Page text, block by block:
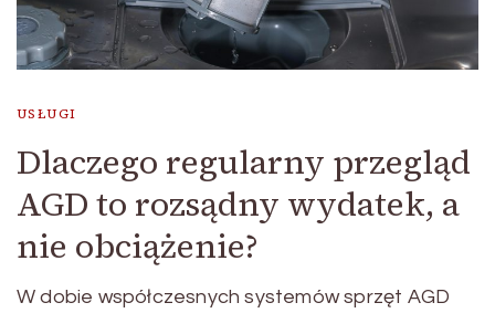
USŁUGI
Dlaczego regularny przegląd
AGD to rozsądny wydatek, a
nie obciążenie?
W dobie współczesnych systemów sprzęt AGD